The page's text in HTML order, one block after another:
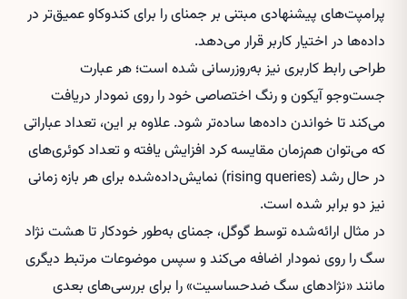
پرامپت‌های پیشنهادی مبتنی بر جمنای را برای کندوکاو عمیق‌تر در
داده‌ها در اختیار کاربر قرار می‌دهد.
طراحی رابط کاربری نیز به‌روزرسانی شده است؛ هر عبارت
جست‌وجو آیکون و رنگ اختصاصی خود را روی نمودار دریافت
می‌کند تا خواندن داده‌ها ساده‌تر شود. علاوه بر این، تعداد عباراتی
که می‌توان هم‌زمان مقایسه کرد افزایش یافته و تعداد کوئری‌های
در حال رشد (rising queries) نمایش‌داده‌شده برای هر بازه زمانی
نیز دو برابر شده است.
در مثال ارائه‌شده توسط گوگل، جمنای به‌طور خودکار تا هشت نژاد
سگ را روی نمودار اضافه می‌کند و سپس موضوعات مرتبط دیگری
مانند «نژادهای سگ ضدحساسیت» را برای بررسی‌های بعدی